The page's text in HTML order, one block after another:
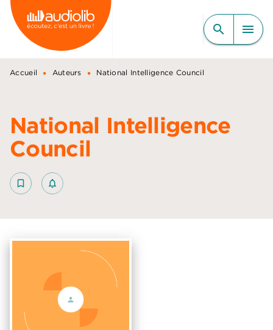
MENU RECHERCHE
CONTENU
PIED DE PAGE
search menu
Accueil • Auteurs • National Intelligence Council
National Intelligence
Council
bookmark_border notifications_none_outlined